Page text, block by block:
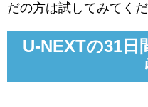
だの方は試してみてくだ
U-NEXTの31日